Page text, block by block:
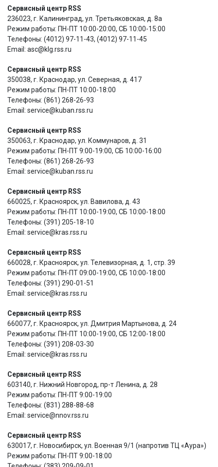
Сервисный центр RSS
236023, г. Калининград, ул. Третьяковская, д. 8а
Режим работы: ПН-ПТ 10:00-20:00, СБ 10:00-15:00
Телефоны: (4012) 97-11-43, (4012) 97-11-45
Email: asc@klg.rss.ru
Сервисный центр RSS
350038, г. Краснодар, ул. Северная, д. 417
Режим работы: ПН-ПТ 10:00-18:00
Телефоны: (861) 268-26-93
Email: service@kuban.rss.ru
Сервисный центр RSS
350063, г. Краснодар, ул. Коммунаров, д. 31
Режим работы: ПН-ПТ 9:00-19:00, СБ 10:00-16:00
Телефоны: (861) 268-26-93
Email: service@kuban.rss.ru
Сервисный центр RSS
660025, г. Красноярск, ул. Вавилова, д. 43
Режим работы: ПН-ПТ 10:00-19:00, СБ 10:00-18:00
Телефоны: (391) 205-18-10
Email: service@kras.rss.ru
Сервисный центр RSS
660028, г. Красноярск, ул. Телевизорная, д. 1, стр. 39
Режим работы: ПН-ПТ 09:00-19:00, СБ 10:00-18:00
Телефоны: (391) 290-01-51
Email: service@kras.rss.ru
Сервисный центр RSS
660077, г. Красноярск, ул. Дмитрия Мартынова, д. 24
Режим работы: ПН-ПТ 10:00-19:00, СБ 12:00-18:00
Телефоны: (391) 208-03-30
Email: service@kras.rss.ru
Сервисный центр RSS
603140, г. Нижний Новгород, пр-т Ленина, д. 28
Режим работы: ПН-ПТ 9:00-19:00
Телефоны: (831) 288-88-68
Email: service@nnov.rss.ru
Сервисный центр RSS
630017, г. Новосибирск, ул. Военная 9/1 (напротив ТЦ «Аура»)
Режим работы: ПН-ПТ 9:00-18:00